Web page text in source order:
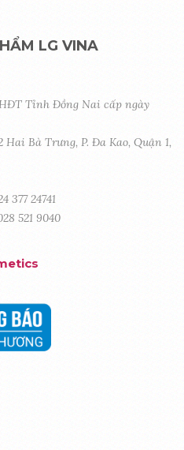
LG VINA
Tỉnh Đồng Nai cấp ngày
Hai Bà Trưng, P. Đa Kao, Quận 1,
377 24741
521 9040